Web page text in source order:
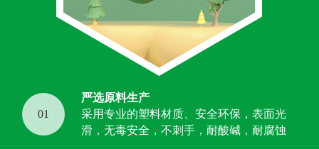
01
严选原料生产
采用专业的塑料材质、安全环保，表面光
滑，无毒安全，不刺手，耐酸碱，耐腐蚀